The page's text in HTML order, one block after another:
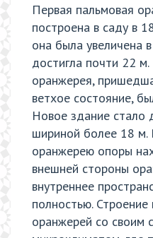
Первая пальмовая
построена в саду в
она была увеличена
достигла почти 22
оранжерея,
ветхое состояние,
Новое здание стало
шириной более 18
оранжерею опоры
внешней стороны
внутреннее
полностью.
оранжерей со своим